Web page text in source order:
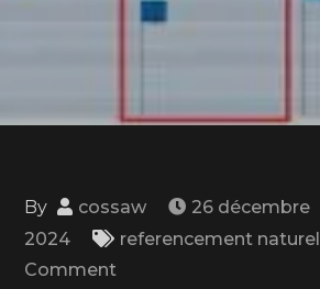
By cossaw
26 décembre
2024
referencement naturel
Commenton